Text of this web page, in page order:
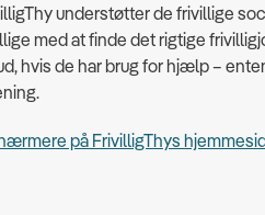
understøtter de frivillige
med at finde det rigtige
hvis de har brug for hjælp –
på FrivilligThys